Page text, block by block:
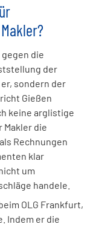
die
der
sondern der
Gießen
keine arglistige
Makler die
Rechnungen
klar
um
handele.
OLG Frankfurt,
Indem er die